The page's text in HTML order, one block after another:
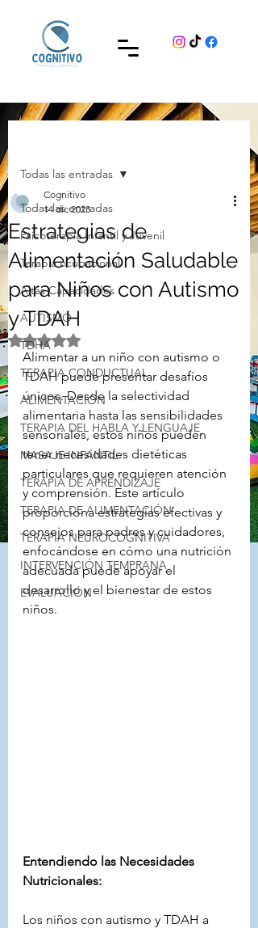
Todas las entradas
Psicoterapia Infantil y Juvenil
Terapia ocupacional
Altas Capacidades
AUTISMO
TDHA
TERAPIA CONDUCTUAL
ALIMENTACIÓN
TERAPIA DEL HABLA Y LENGUAJE
MASAJE INFANTIL
TERAPIA DE APRENDIZAJE
TERAPIA DE ALIMENTACIÓN
TERAPIA NEUROCOGNITIVA
INTERVENCIÓN TEMPRANA
EVALUACIÓN
Todas las entradas
Estrategias de
Alimentación Saludable
para Niños con Autismo
y TDAH
Cognitivo
14 dic 2023
Obtuvo NaN de 5 estrellas.
Alimentar a un niño con autismo o
TDAH puede presentar desafíos
únicos. Desde la selectividad
alimentaria hasta las sensibilidades
sensoriales, estos niños pueden
tener necesidades dietéticas
particulares que requieren atención
y comprensión. Este artículo
proporciona estrategias efectivas y
consejos para padres y cuidadores,
enfocándose en cómo una nutrición
adecuada puede apoyar el
desarrollo y el bienestar de estos
niños.
Entendiendo las Necesidades
Nutricionales:
Los niños con autismo y TDAH a